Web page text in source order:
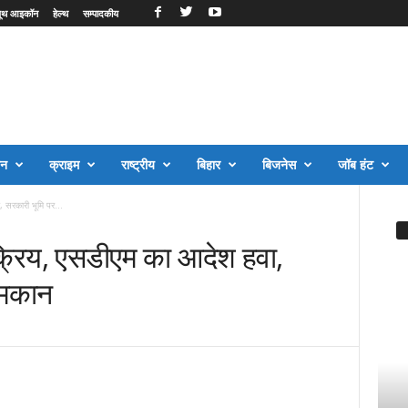
आइकॉन हेल्थ सम्पादकीय
क्राइम राष्ट्रीय बिहार बिजनेस जॉब हंट
भूमि पर...
एसडीएम का आदेश हवा,